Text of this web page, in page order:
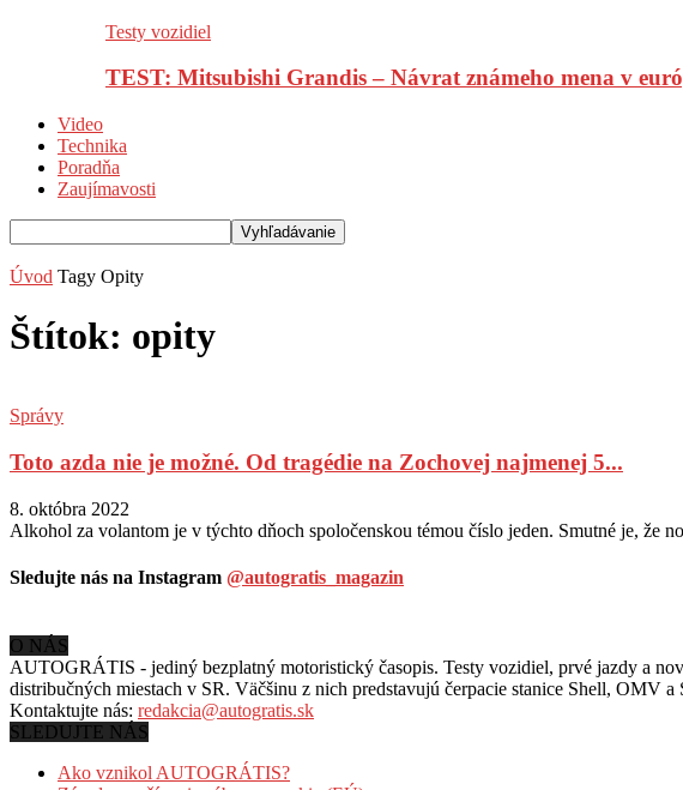
Testy vozidiel
TEST: Mitsubishi Grandis – Návrat známeho mena v
Video
Technika
Poradňa
Zaujímavosti
Úvod Tagy Opity
Štítok: opity
Správy
Toto azda nie je možné. Od tragédie na Zochovej najmenej 5...
8. októbra 2022
Alkohol za volantom je v týchto dňoch spoločenskou témou číslo jeden. Smutné je, že
Sledujte nás na Instagram @autogratis_magazin
O NÁS
AUTOGRÁTIS - jediný bezplatný motoristický časopis. Testy vozidiel, prvé jazdy a
distribučných miestach v SR. Väčšinu z nich predstavujú čerpacie stanice Shell, OMV a
Kontaktujte nás: redakcia@autogratis.sk
SLEDUJTE NÁS
Ako vznikol AUTOGRÁTIS?